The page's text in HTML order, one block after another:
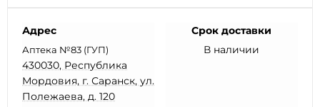
Адрес
Аптека №83 (ГУП)
430030, Республика
Мордовия, г. Саранск, ул.
Полежаева, д. 120
Срок доставки
В наличии